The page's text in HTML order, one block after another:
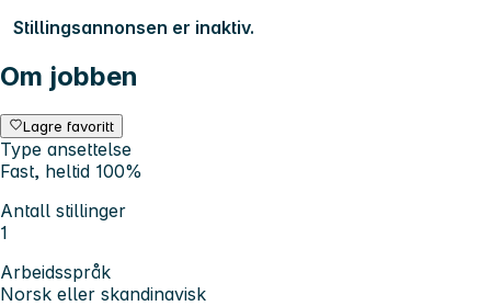
Stillingsannonsen er inaktiv.
Om jobben
Lagre favoritt
Type ansettelse
Fast, heltid 100%
Antall stillinger
1
Arbeidsspråk
Norsk eller skandinavisk